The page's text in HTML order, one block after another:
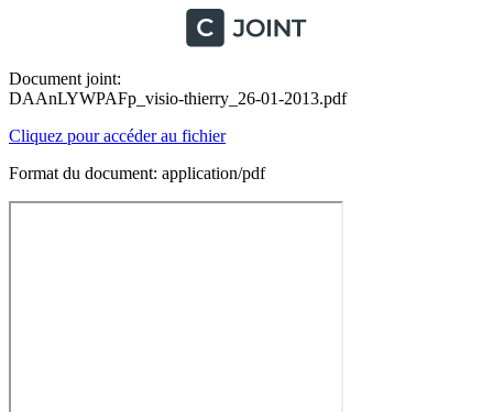
Document joint:
DAAnLYWPAFp_visio-thierry_26-01-2013.pdf
Cliquez pour accéder au fichier
Format du document: application/pdf